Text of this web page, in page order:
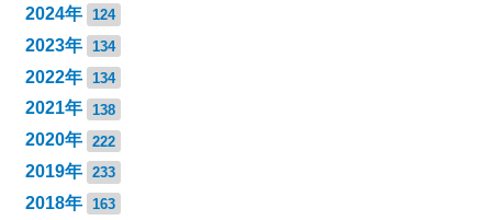
2024年 124
2023年 134
2022年 134
2021年 138
2020年 222
2019年 233
2018年 163